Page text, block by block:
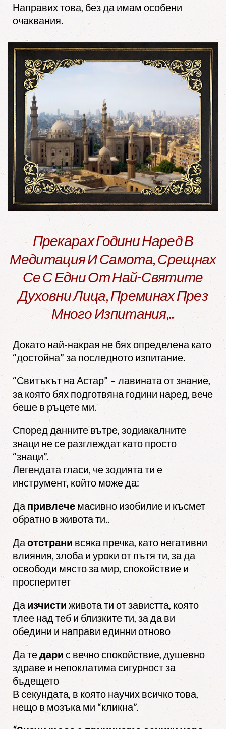
Направих това, без да имам особени
очаквания.
Прекарах Години Наред В
Медитация И Самота, Срещнах
Се С Едни От Най-Святите
Духовни Лица, Преминах През
Много Изпитания,..
Докато най-накрая не бях определена като
“достойна” за последното изпитание.
“Свитъкът на Астар” – лавината от знание,
за която бях подготвяна години наред, вече
беше в ръцете ми.
Според данните вътре, зодиакалните
знаци не се разглеждат като просто
“знаци”.
Легендата гласи, че зодията ти е
инструмент, който може да:
Да привлече масивно изобилие и късмет
обратно в живота ти..
Даотстрани всяка пречка, като негативни
влияния, злоба и уроки от пътя ти, за да
освободи място за мир, спокойствие и
просперитет
Да изчисти живота ти от завистта, която
тлее над теб и близките ти, за да ви
обедини и направи единни отново
Да тедари с вечно спокойствие, душевно
здраве и непоклатима сигурност за
бъдещето
В секундата, в която научих всичко това,
нещо в мозъка ми “кликна”.